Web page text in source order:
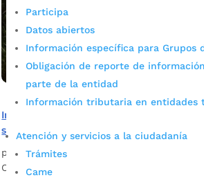
Participa
Datos abiertos
Información específica para Grupos
Obligación de reporte de
parte de la entidad
Información tributaria en entidades
Atención y servicios a la ciudadanía
Trámites
Came
Iniciará la modernización del
sector rural
por Mónica María Farfán Sanabria
Conozca en detalle cómo se desarrollará